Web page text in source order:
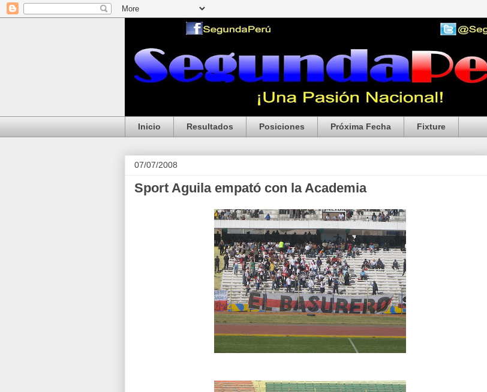
Inicio Resultados Posiciones Próxima Fecha Fixture
07/07/2008
Sport Aguila empató con la Academia